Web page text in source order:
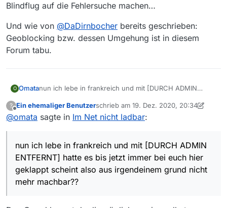
Blindflug auf die Fehlersuche machen…
Und wie von @DaDirnbocher bereits geschrieben:
Geoblocking bzw. dessen Umgehung ist in diesem
Forum tabu.
O Omatanun ich lebe in frankreich und mit [DURCH ADMIN
geklappt scheint also aus irgendeinem grund nicht mehr
machbar??
Hinweis durch Admin: Nennung von Tools und
Möglichkeiten zum umgehen des Geoblockings
?
Offline
Ein ehemaliger Benutzerschrieb am 19. Dez. 2020, 20:34
zuletzt editiert von Nicklas2751
@omata sagte in Im Net nicht ladbar:
nun ich lebe in frankreich und mit [DURCH ADMIN
ENTFERNT] hatte es bis jetzt immer bei euch hier
geklappt scheint also aus irgendeinem grund nicht
mehr machbar??